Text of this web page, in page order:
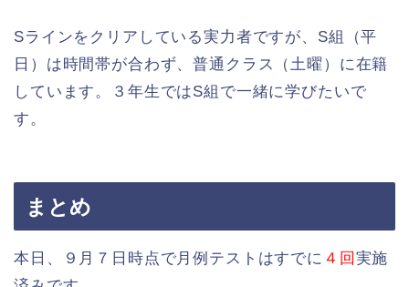
Sラインをクリアしている実力者ですが、S組（平
日）は時間帯が合わず、普通クラス（土曜）に在籍
しています。３年生ではS組で一緒に学びたいで
す。
まとめ
本日、９月７日時点で月例テストはすでに ４回 実施